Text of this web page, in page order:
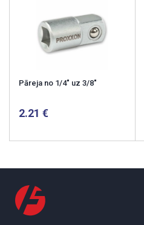
Pāreja no 1/4" uz 3/8"
2.21